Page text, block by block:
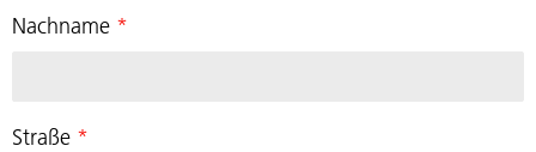
Nachname *
Straße *